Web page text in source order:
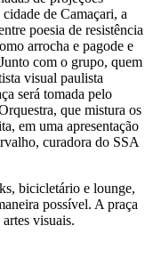
de Camaçari, a
poesia de resistência
arrocha e pagode e
com o grupo, quem
visual paulista
será tomada pelo
que mistura os
em uma apresentação
curadora do SSA
bicicletário e lounge,
possível. A praça
visuais.